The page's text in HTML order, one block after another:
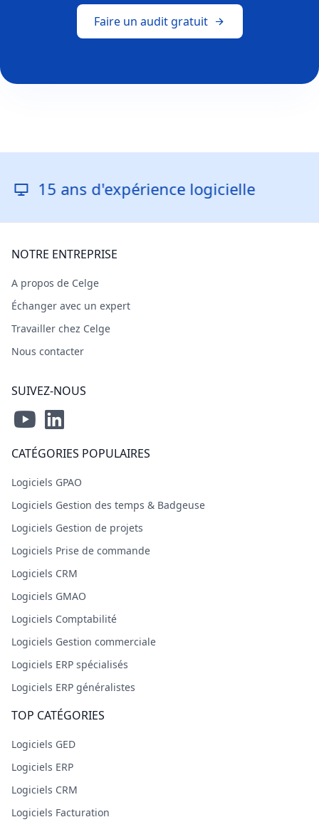
Faire un audit gratuit
d'expérience logicielle
NOTRE ENTREPRISE
A propos de Celge
Échanger avec un expert
Travailler chez Celge
Nous contacter
SUIVEZ-NOUS
CATÉGORIES POPULAIRES
Logiciels GPAO
Logiciels Gestion des temps & Badgeuse
Logiciels Gestion de projets
Logiciels Prise de commande
Logiciels CRM
Logiciels GMAO
Logiciels Comptabilité
Logiciels Gestion commerciale
Logiciels ERP spécialisés
Logiciels ERP généralistes
TOP CATÉGORIES
Logiciels GED
Logiciels ERP
Logiciels CRM
Logiciels Facturation